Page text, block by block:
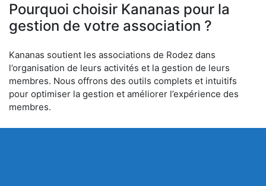
Pourquoi choisir Kananas pour la
gestion de votre association ?
Kananas soutient les associations de Rodez dans
l’organisation de leurs activités et la gestion de leurs
membres. Nous offrons des outils complets et intuitifs
pour optimiser la gestion et améliorer l’expérience des
membres.